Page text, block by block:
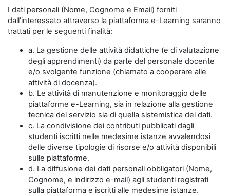
I dati personali (Nome, Cognome e Email) forniti
dall’interessato attraverso la piattaforma e-Learning saranno
trattati per le seguenti finalità:
a. La gestione delle attività didattiche (e di valutazione
degli apprendimenti) da parte del personale docente
e/o svolgente funzione (chiamato a cooperare alle
attività di docenza).
b. Le attività di manutenzione e monitoraggio delle
piattaforme e-Learning, sia in relazione alla gestione
tecnica del servizio sia di quella sistemistica dei dati.
c. La condivisione dei contributi pubblicati dagli
studenti iscritti nelle medesime istanze avvalendosi
delle diverse tipologie di risorse e/o attività disponibili
sulle piattaforme.
d. La diffusione dei dati personali obbligatori (Nome,
Cognome, e indirizzo e-mail) agli studenti registrati
sulla piattaforma e iscritti alle medesime istanze.